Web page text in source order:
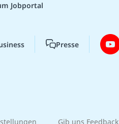
Jobportal
Presse
Gib uns Feedback